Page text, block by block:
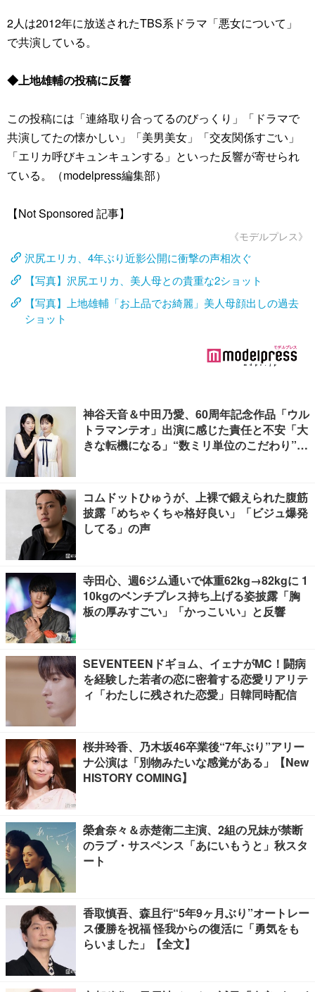
2人は2012年に放送されたTBS系ドラマ「悪女について」
で共演している。
◆上地雄輔の投稿に反響
この投稿には「連絡取り合ってるのびっくり」「ドラマで
共演してたの懐かしい」「美男美女」「交友関係すごい」
「エリカ呼びキュンキュンする」といった反響が寄せられ
ている。（modelpress編集部）
【Not Sponsored 記事】
《モデルプレス》
沢尻エリカ、4年ぶり近影公開に衝撃の声相次ぐ
【写真】沢尻エリカ、美人母との貴重な2ショット
【写真】上地雄輔「お上品でお綺麗」美人母顔出しの過去
ショット
神谷天音＆中田乃愛、60周年記念作品「ウル
トラマンテオ」出演に感じた責任と不安「大
きな転機になる」“数ミリ単位のこだわり”特
コムドットひゅうが、上裸で鍛えられた腹筋
披露「めちゃくちゃ格好良い」「ビジュ爆発
してる」の声
寺田心、週6ジム通いで体重62kg→82kgに 1
10kgのベンチプレス持ち上げる姿披露「胸
板の厚みすごい」「かっこいい」と反響
SEVENTEENドギョム、イェナがMC！闘病
を経験した若者の恋に密着する恋愛リアリテ
ィ「わたしに残された恋愛」日韓同時配信
桜井玲香、乃木坂46卒業後“7年ぶり”アリー
ナ公演は「別物みたいな感覚がある」【New
HISTORY COMING】
榮倉奈々＆赤楚衛二主演、2組の兄妹が禁断
のラブ・サスペンス「あにいもうと」秋スタ
ート
香取慎吾、森且行“5年9ヶ月ぶり”オートレー
ス優勝を祝福 怪我からの復活に「勇気をも
らいました」【全文】